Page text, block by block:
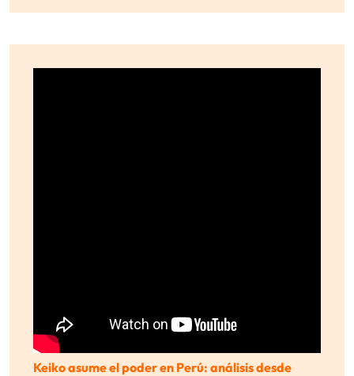
Keiko asume el poder en Perú: análisis desde